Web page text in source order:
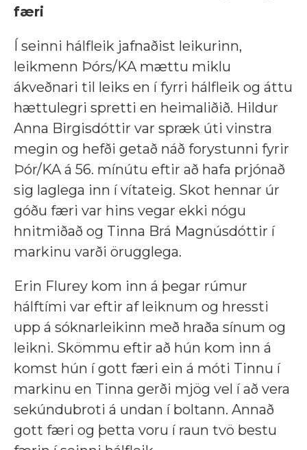
færi
Í seinni hálfleik jafnaðist leikurinn,
leikmenn Þórs/KA mættu miklu
ákveðnari til leiks en í fyrri hálfleik og áttu
hættulegri spretti en heimaliðið. Hildur
Anna Birgisdóttir var spræk úti vinstra
megin og hefði getað náð forystunni fyrir
Þór/KA á 56. mínútu eftir að hafa prjónað
sig laglega inn í vítateig. Skot hennar úr
góðu færi var hins vegar ekki nógu
hnitmiðað og Tinna Brá Magnúsdóttir í
markinu varði örugglega.
Erin Flurey kom inn á þegar rúmur
hálftími var eftir af leiknum og hressti
upp á sóknarleikinn með hraða sínum og
leikni. Skömmu eftir að hún kom inn á
komst hún í gott færi ein á móti Tinnu í
markinu en Tinna gerði mjög vel í að vera
sekúndubroti á undan í boltann. Annað
gott færi og þetta voru í raun tvö bestu